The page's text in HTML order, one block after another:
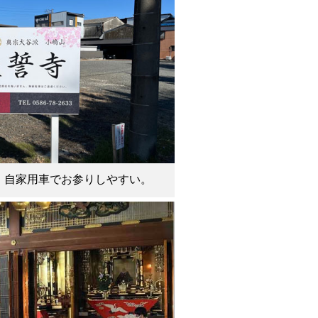
家用車でお参りしやすい。